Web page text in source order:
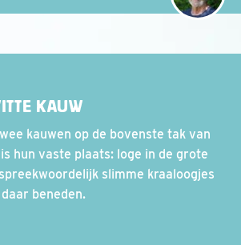
KAUW
kauwen op de bovenste tak van
hun vaste plaats: loge in de grote
slimme kraaloogjes
beneden.